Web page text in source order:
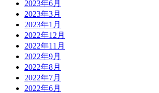
2023年6月
2023年3月
2023年1月
2022年12月
2022年11月
2022年9月
2022年8月
2022年7月
2022年6月